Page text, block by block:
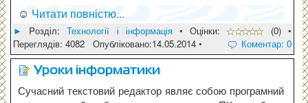
☺ Читати повністю...
► Pозділ:Технології і інформація• Оцінки:
(0) •
Переглядів: 4082 Опубліковано:14.05.2014 •
Коментар: 0
Уроки інформатики
Сучасний текстовий редактор являє собою програмний